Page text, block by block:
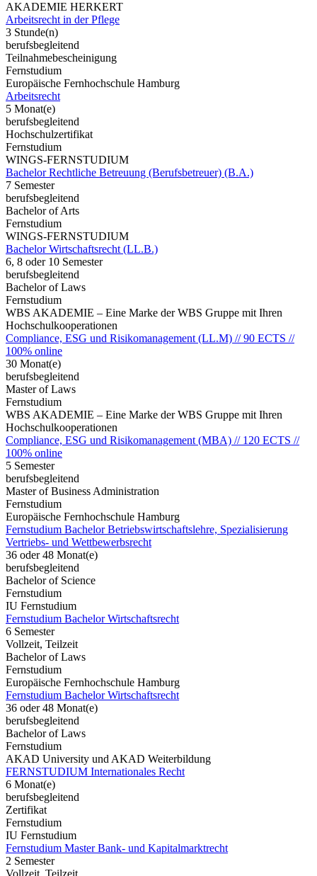
AKADEMIE HERKERT
Arbeitsrecht in der Pflege
3 Stunde(n)
berufsbegleitend
Teilnahmebescheinigung
Fernstudium
Europäische Fernhochschule Hamburg
Arbeitsrecht
5 Monat(e)
berufsbegleitend
Hochschulzertifikat
Fernstudium
WINGS-FERNSTUDIUM
Bachelor Rechtliche Betreuung (Berufsbetreuer) (B.A.)
7 Semester
berufsbegleitend
Bachelor of Arts
Fernstudium
WINGS-FERNSTUDIUM
Bachelor Wirtschaftsrecht (LL.B.)
6, 8 oder 10 Semester
berufsbegleitend
Bachelor of Laws
Fernstudium
WBS AKADEMIE – Eine Marke der WBS Gruppe mit Ihren
Hochschulkooperationen
Compliance, ESG und Risikomanagement (LL.M) // 90 ECTS //
100% online
30 Monat(e)
berufsbegleitend
Master of Laws
Fernstudium
WBS AKADEMIE – Eine Marke der WBS Gruppe mit Ihren
Hochschulkooperationen
Compliance, ESG und Risikomanagement (MBA) // 120 ECTS //
100% online
5 Semester
berufsbegleitend
Master of Business Administration
Fernstudium
Europäische Fernhochschule Hamburg
Fernstudium Bachelor Betriebswirtschaftslehre, Spezialisierung
Vertriebs- und Wettbewerbsrecht
36 oder 48 Monat(e)
berufsbegleitend
Bachelor of Science
Fernstudium
IU Fernstudium
Fernstudium Bachelor Wirtschaftsrecht
6 Semester
Vollzeit, Teilzeit
Bachelor of Laws
Fernstudium
Europäische Fernhochschule Hamburg
Fernstudium Bachelor Wirtschaftsrecht
36 oder 48 Monat(e)
berufsbegleitend
Bachelor of Laws
Fernstudium
AKAD University und AKAD Weiterbildung
FERNSTUDIUM Internationales Recht
6 Monat(e)
berufsbegleitend
Zertifikat
Fernstudium
IU Fernstudium
Fernstudium Master Bank- und Kapitalmarktrecht
2 Semester